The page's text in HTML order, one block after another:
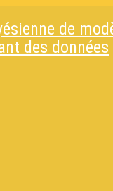
de
des données